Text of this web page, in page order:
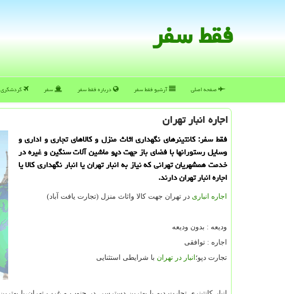
فقط سفر
صفحه اصلی آرشیو فقط سفر درباره فقط سفر سفر گردشگری
اجاره انبار تهران
فقط سفر: كانتینرهای نگهداری اثاث منزل و كالاهای تجاری و اداری و
وسایل رستورانها با فضای باز جهت دپو ماشین آلات سنگین و غیره در
خدمت همشهریان تهرانی كه نیاز به انبار تهران یا انبار نگهداری كالا یا
اجاره انبار تهران دارند.
اجاره انباری در تهران جهت کالا واثاث منزل (تجارت یافت آباد)
ودیعه : بدون ودیعه
اجاره : توافقی
تجارت دپو؛ انبار در تهران با شرایطی استثنایی